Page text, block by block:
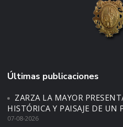
Últimas publicaciones
ZARZA LA MAYOR
HISTÓRICA Y PAISAJE DE UN
07-08-2026